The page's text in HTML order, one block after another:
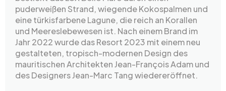
puderweißen Strand, wiegende Kokospalmen und
eine türkisfarbene Lagune, die reich an Korallen
und Meereslebewesen ist. Nach einem Brand im
Jahr 2022 wurde das Resort 2023 mit einem neu
gestalteten, tropisch-modernen Design des
mauritischen Architekten Jean-François Adam und
des Designers Jean-Marc Tang wiedereröffnet.